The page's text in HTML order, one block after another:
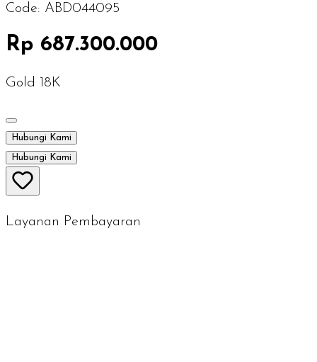
Code: ABD044095
Rp 687.300.000
Gold 18K
Hubungi Kami
Hubungi Kami
Layanan Pembayaran